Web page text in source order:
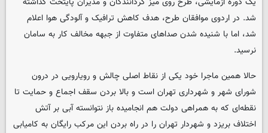
شد. در اردوی موافقان طرح، هدف کاهش ترافیک و آلودگی هوا اعلام
شد، اما با شنیده شدن صداهای متفاوت از جبهه مخالف کار به سامان
نرسید.
حالا همین ماجرا خود یکی از نقاط اصلی چالش‌ و رویارویی در درون
شورای شهر و شهرداری تهران است و بالا بردن سقف اجماع و حمایت تا
نقطه‌ای که به همراهی دولت هم انجامیده باز نتوانسته آبی بر آتش
اختلاف بریزد و شهردار تهران را در راه بردن این مرکب رایگان به کامیابی